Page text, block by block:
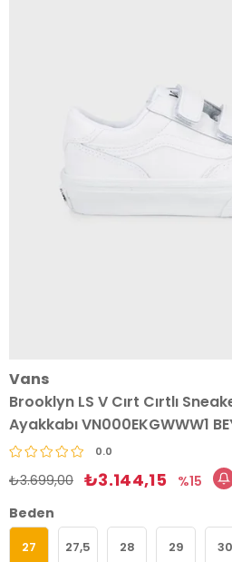
Vans
Brooklyn LS V Cırt Cırtlı
Ayakkabı VN000EKGWWW1
0.0
₺3.699,00 ₺3.144,15
15
Beden
27 27,5 28 29 30